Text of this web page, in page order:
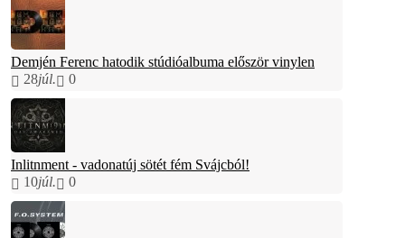
Demjén Ferenc hatodik stúdióalbuma először vinylen
28júl. 0
Inlitnment - vadonatúj sötét fém Svájcból!
10júl. 0